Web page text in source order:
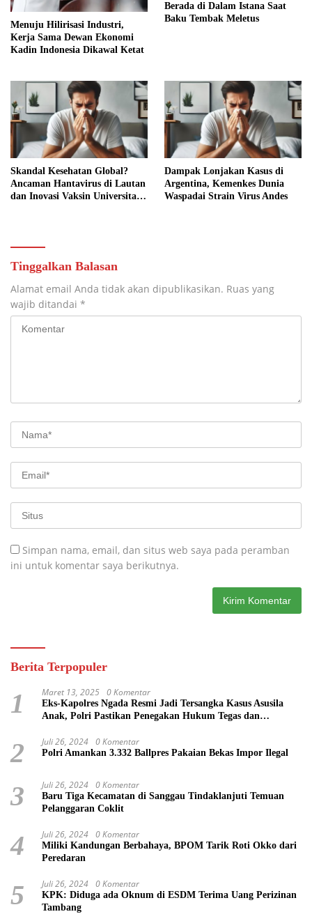
Menuju Hilirisasi Industri,
Kerja Sama Dewan Ekonomi
Kadin Indonesia Dikawal Ketat
Berada di Dalam Istana Saat
Baku Tembak Meletus
Skandal Kesehatan Global?
Ancaman Hantavirus di Lautan
dan Inovasi Vaksin Universitas
Dampak Lonjakan Kasus di
Argentina, Kemenkes Dunia
Waspadai Strain Virus Andes
Tinggalkan Balasan
Alamat email Anda tidak akan dipublikasikan. Ruas yang
wajib ditandai *
Simpan nama, email, dan situs web saya pada peramban
ini untuk komentar saya berikutnya.
Berita Terpopuler
1 Maret 13, 2025 0 Komentar
Eks-Kapolres Ngada Resmi Jadi Tersangka Kasus Asusila
Anak, Polri Pastikan Penegakan Hukum Tegas dan
2 Juli 26, 2024 0 Komentar
Polri Amankan 3.332 Ballpres Pakaian Bekas Impor Ilegal
3 Juli 26, 2024 0 Komentar
Baru Tiga Kecamatan di Sanggau Tindaklanjuti Temuan
Pelanggaran Coklit
4 Juli 26, 2024 0 Komentar
Miliki Kandungan Berbahaya, BPOM Tarik Roti Okko dari
Peredaran
5 Juli 26, 2024 0 Komentar
KPK: Diduga ada Oknum di ESDM Terima Uang Perizinan
Tambang